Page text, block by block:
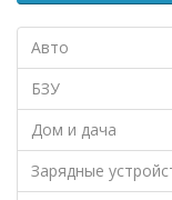
Авто
БЗУ
Дом и дача
Зарядные